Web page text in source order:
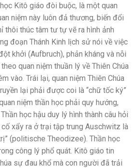
Kitô giáo đòi buộc, là một quan
niệm này luôn đả thương, biến đổi
thôi thúc tâm tư tự vẽ ra hình ảnh
đoạn Thánh Kinh lịch sử nói về việc
khởi (Aufbruch), phản kháng và nỗi
quan niệm thuần lý về Thiên Chúa
vào. Trái lại, quan niệm Thiên Chúa
lại phải được coi là “chữ tốc ký”
niệm thần học phải quy hướng,
học hậu duy lý hình thành câu hỏi
cố xẩy ra ở trại tập trung Auschwitz là
(politische Theodizee). Thần học
công lý phổ quát. Kitô giáo tin
sự đau khổ mà con người đã trải